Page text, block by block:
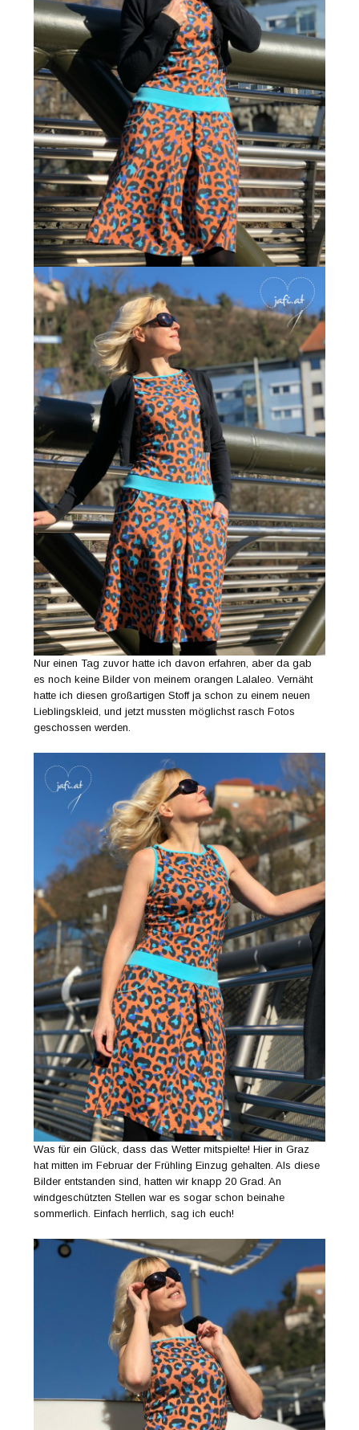
Nur einen Tag zuvor hatte ich davon erfahren, aber da gab
es noch keine Bilder von meinem orangen Lalaleo. Vernäht
hatte ich diesen großartigen Stoff ja schon zu einem neuen
Lieblingskleid, und jetzt mussten möglichst rasch Fotos
geschossen werden.
Was für ein Glück, dass das Wetter mitspielte! Hier in Graz
hat mitten im Februar der Frühling Einzug gehalten. Als diese
Bilder entstanden sind, hatten wir knapp 20 Grad. An
windgeschützten Stellen war es sogar schon beinahe
sommerlich. Einfach herrlich, sag ich euch!